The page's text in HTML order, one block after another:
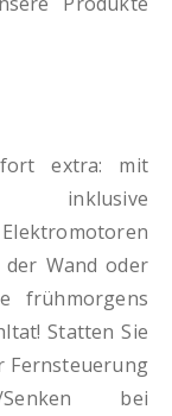
extra: mit
Wand oder
frühmorgens
Statten Sie
Fernsteuerung
bei